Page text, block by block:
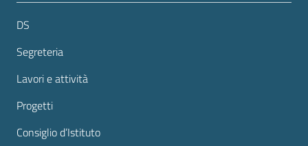
DS
Segreteria
Lavori e attività
Progetti
Consiglio d’Istituto